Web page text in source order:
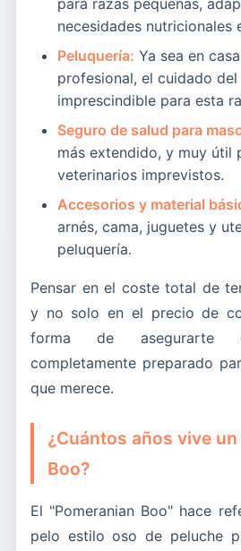
para razas pequeñas,
necesidades nutricionales
Peluquería: Ya sea en
profesional, el cuidado del
imprescindible para esta
Seguro de salud para
más extendido, y muy útil
veterinarios imprevistos.
Accesorios y material
arnés, cama, juguetes y
peluquería.
Pensar en el coste total de
y no solo en el precio de
forma de asegurarte
completamente preparado
que merece.
¿Cuántos años vive
Boo?
El "Pomeranian Boo" hace
pelo estilo oso de peluche